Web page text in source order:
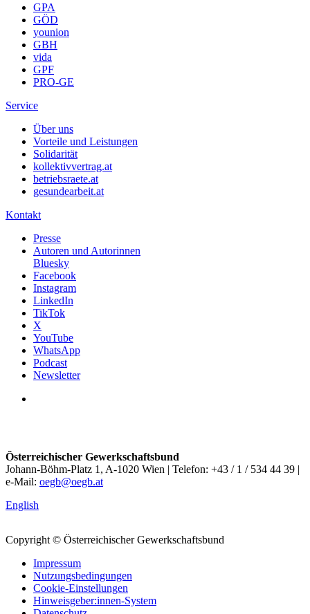
GPA
GÖD
younion
GBH
vida
GPF
PRO-GE
Service
Über uns
Vorteile und Leistungen
Solidarität
kollektivvertrag.at
betriebsraete.at
gesundearbeit.at
Kontakt
Presse
Autoren und Autorinnen
Bluesky
Facebook
Instagram
LinkedIn
TikTok
X
YouTube
WhatsApp
Podcast
Newsletter
Österreichischer Gewerkschaftsbund
Johann-Böhm-Platz 1, A-1020 Wien | Telefon: +43 / 1 / 534 44 39 |
e-Mail: oegb@oegb.at
English
Copyright © Österreichischer Gewerkschaftsbund
Impressum
Nutzungsbedingungen
Cookie-Einstellungen
Hinweisgeber:innen-System